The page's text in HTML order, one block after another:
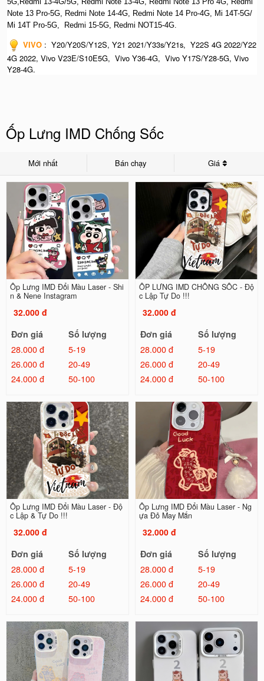
Note 13 Pro-5G, Redmi Note 14-4G, Redmi Note 14 Pro-4G, Mi 14T-5G/
Mi 14T Pro-5G, Redmi 15-5G, Redmi NOT15-4G.
VIVO : Y20/Y20S/Y12S, Y21 2021/Y33s/Y21s, Y22S 4G 2022/Y22
4G 2022, Vivo V23E/S10E5G, Vivo Y36-4G, Vivo Y17S/Y28-5G, Vivo
Y28-4G.
Ốp Lưng IMD Chống Sốc
Mới nhất Bán chạy Giá
Ốp Lưng IMD Đổi Màu Laser - Shi
n & Nene Instagram
32.000 đ
Đơn giá
Số lượng
28.000 đ
5-19
26.000 đ
20-49
24.000 đ
50-100
ỐP LƯNG IMD CHỐNG SỐC - Độ
c Lập Tự Do !!!
32.000 đ
Đơn giá
Số lượng
28.000 đ
5-19
26.000 đ
20-49
24.000 đ
50-100
Ốp Lưng IMD Đổi Màu Laser - Độ
c Lập & Tự Do !!!
32.000 đ
Đơn giá
Số lượng
28.000 đ
5-19
26.000 đ
20-49
24.000 đ
50-100
Ốp Lưng IMD Đổi Màu Laser - Ng
ựa Đỏ May Mắn
32.000 đ
Đơn giá
Số lượng
28.000 đ
5-19
26.000 đ
20-49
24.000 đ
50-100